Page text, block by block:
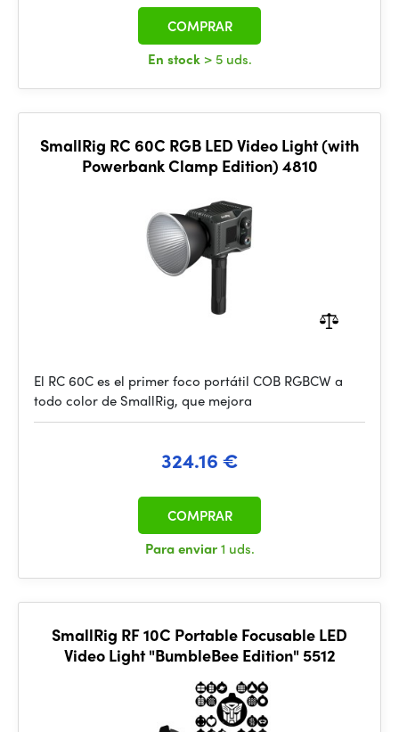
En stock > 5 uds.
COMPRAR
SmallRig RC 60C RGB LED Video Light (with
Powerbank Clamp Edition) 4810
El RC 60C es el primer foco portátil COB RGBCW a
todo color de SmallRig, que mejora
324.16 €
Para enviar1 uds.
COMPRAR
SmallRig RF 10C Portable Focusable LED
Video Light "BumbleBee Edition" 5512